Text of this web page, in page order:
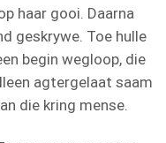
haar gooi. Daarna
geskrywe. Toe hulle
begin wegloop, die
agtergelaat saam
die kring mense.